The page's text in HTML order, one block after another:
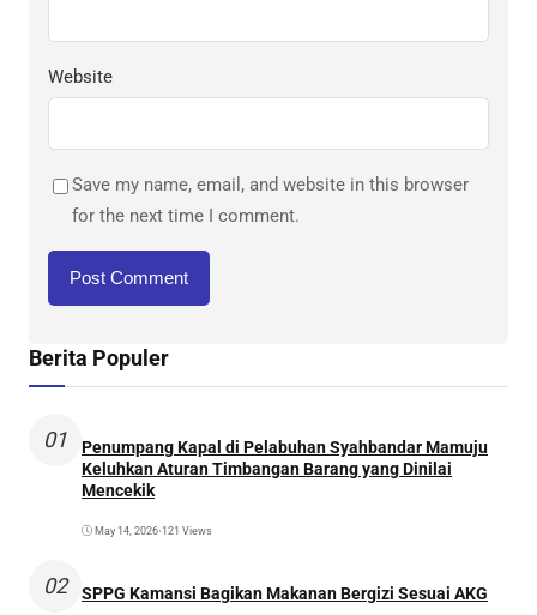
Website
Save my name, email, and website in this browser
for the next time I comment.
Berita Populer
01
Penumpang Kapal di Pelabuhan Syahbandar Mamuju
Keluhkan Aturan Timbangan Barang yang Dinilai
Mencekik
May 14, 2026•121 Views
02 SPPG Kamansi Bagikan Makanan Bergizi Sesuai AKG